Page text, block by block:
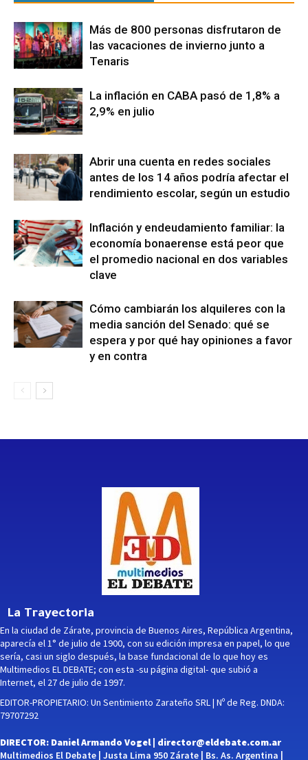
Más de 800 personas disfrutaron de
las vacaciones de invierno junto a
Tenaris
La inflación en CABA pasó de 1,8% a
2,9% en julio
Abrir una cuenta en redes sociales
antes de los 14 años podría afectar el
rendimiento escolar, según un estudio
Inflación y endeudamiento familiar: la
economía bonaerense está peor que
el promedio nacional en dos variables
clave
Cómo cambiarán los alquileres con la
media sanción del Senado: qué se
espera y por qué hay opiniones a favor
y en contra
La Trayectoria
En la ciudad de Zárate, provincia de Buenos Aires, República Argentina,
aparecía el 1° de julio de 1900, con su edición impresa en papel, lo que
sería, casi un siglo después, la base fundacional de lo que hoy es
Multimedios EL DEBATE; con esta -su página digital- que subió a
Internet, el 27 de julio de 1997.
EDITOR-PROPIETARIO: Un Sentimiento Zarateño SRL | Nº de Reg. DNDA:
79707292
DIRECTOR: Daniel Armando Vogel | director@eldebate.com.ar
Multimedios El Debate | Justa Lima 950 Zárate | Bs. As. Argentina |